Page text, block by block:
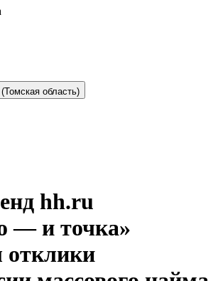
область)
hh.ru
— и точка»
отклики